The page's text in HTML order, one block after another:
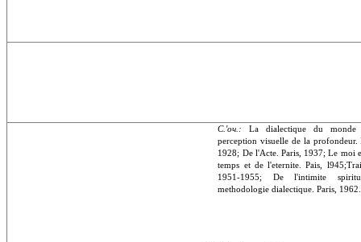
С.'оч.:La dialectique du monde
perception visuelle de la profondeur.
1928; De l'Acte. Paris, 1937; Le moi
temps et de l'eternite. Pais,
1951-1955; De l'intimite
methodologie dialectique. Paris, 1962.